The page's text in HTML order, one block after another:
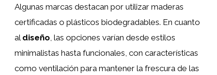
Algunas marcas destacan por utilizar maderas
certificadas o plásticos biodegradables. En cuanto
al diseño, las opciones varían desde estilos
minimalistas hasta funcionales, con características
como ventilación para mantener la frescura de las